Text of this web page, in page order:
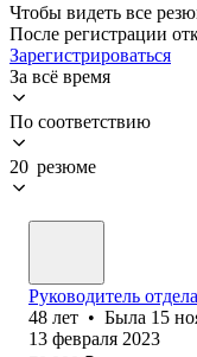
Чтобы видеть все
После регистрации
Зарегистрироваться
За всё время
По соответствию
20 резюме
Руководитель
48 лет • Была 15
13 февраля 2023